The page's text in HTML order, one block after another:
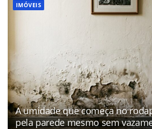
IMÓVEIS
A umidade que começa no
pela parede mesmo sem